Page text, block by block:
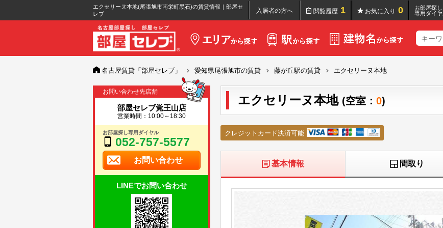
エクセリーヌ本地(尾張旭市南栄町黒石)の賃貸情報｜部屋セ
レブ
入居者の方へ 閲覧履歴 1 お気に入り 0
お部屋探し
専用ダイ
名古屋賃貸「部屋セレブ」 愛知県尾張旭市の賃貸 藤が丘駅の賃貸 エクセリーヌ本地
お問い合わせ先店舗
部屋セレブ覚王山店
営業時間：10:00～18:30
お部屋探し専用ダイヤル
052-757-5577
お問い合わせ
LINEでお問い合わせ
エクセリーヌ本地 (空室： 0)
クレジットカード決済可能
基本情報 間取り